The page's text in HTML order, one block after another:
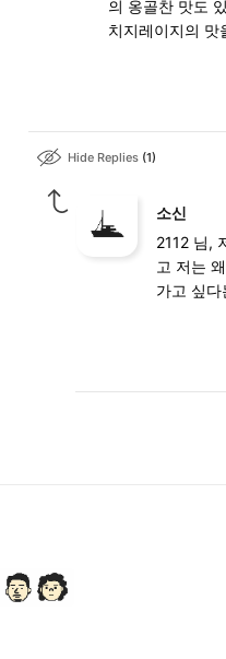
의 옹골찬 맛도
치지레이지의 맛
Hide Replies 1
소신
2112 님,
고 저는
가고 싶